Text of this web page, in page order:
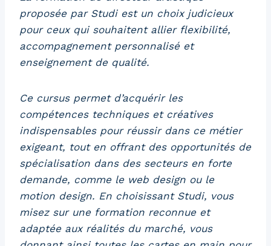
proposée par Studi est un choix judicieux
pour ceux qui souhaitent allier flexibilité,
accompagnement personnalisé et
enseignement de qualité.
Ce cursus permet d’acquérir les
compétences techniques et créatives
indispensables pour réussir dans ce métier
exigeant, tout en offrant des opportunités de
spécialisation dans des secteurs en forte
demande, comme le web design ou le
motion design. En choisissant Studi, vous
misez sur une formation reconnue et
adaptée aux réalités du marché, vous